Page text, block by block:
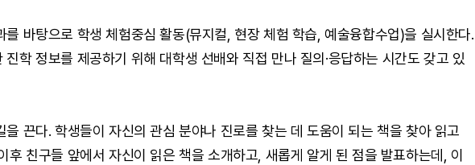
를 바탕으로 학생 체험중심 활동(뮤지컬, 현장 체험 학습, 예술융합수업)을 실시한다.
진학 정보를 제공하기 위해 대학생 선배와 직접 만나 질의·응답하는 시간도 갖고 있
을 끈다. 학생들이 자신의 관심 분야나 진로를 찾는 데 도움이 되는 책을 찾아 읽고
후 친구들 앞에서 자신이 읽은 책을 소개하고, 새롭게 알게 된 점을 발표하는데, 이